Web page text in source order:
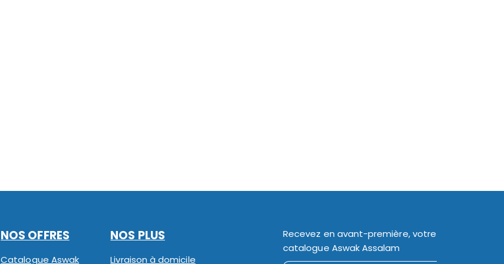
NOS OFFRES
Catalogue Aswak
NOS PLUS
Livraison à domicile
Recevez en avant-première, votre
catalogue Aswak Assalam